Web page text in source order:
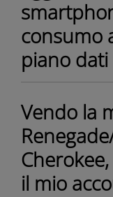
consumo
piano dati
Vendo la
il mio